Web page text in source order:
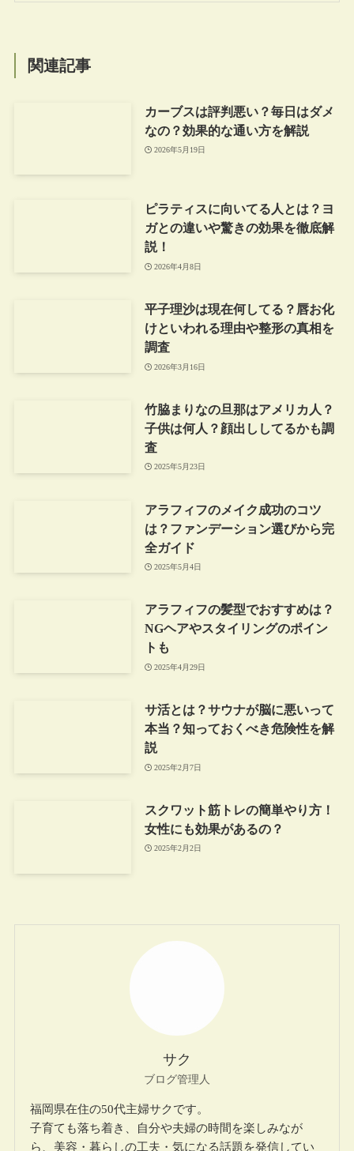
関連記事
カーブスは評判悪い？毎日はダメ
なの？効果的な通い方を解説
2026年5月19日
ピラティスに向いてる人とは？ヨ
ガとの違いや驚きの効果を徹底解
説！
2026年4月8日
平子理沙は現在何してる？唇お化
けといわれる理由や整形の真相を
調査
2026年3月16日
竹脇まりなの旦那はアメリカ人？
子供は何人？顔出ししてるかも調
査
2025年5月23日
アラフィフのメイク成功のコツ
は？ファンデーション選びから完
全ガイド
2025年5月4日
アラフィフの髪型でおすすめは？
NGヘアやスタイリングのポイン
トも
2025年4月29日
サ活とは？サウナが脳に悪いって
本当？知っておくべき危険性を解
説
2025年2月7日
スクワット筋トレの簡単やり方！
女性にも効果があるの？
2025年2月2日
サク
ブログ管理人
福岡県在住の50代主婦サクです。
子育ても落ち着き、自分や夫婦の時間を楽しみなが
ら、美容・暮らしの工夫・気になる話題を発信してい